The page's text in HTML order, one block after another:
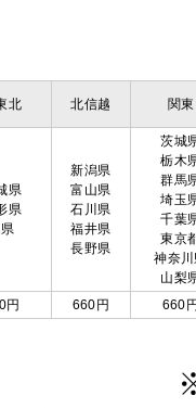
北 北信越 関東
県
県
県
新潟県
富山県
石川県
福井県
長野県
茨城
栃木
群馬
埼玉
千葉
東京
神奈
山梨
円 660円 660